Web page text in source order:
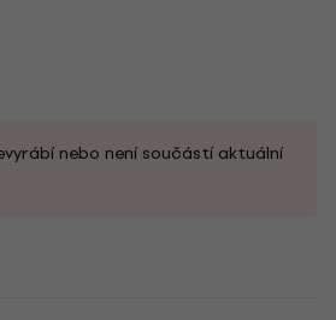
nebo není součástí aktuální